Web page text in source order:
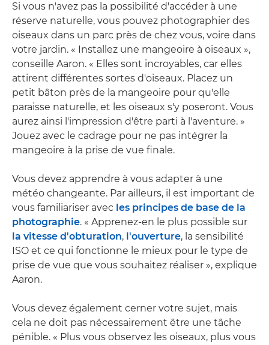
Si vous n'avez pas la possibilité d'accéder à une
réserve naturelle, vous pouvez photographier des
oiseaux dans un parc près de chez vous, voire dans
votre jardin. « Installez une mangeoire à oiseaux »,
conseille Aaron. « Elles sont incroyables, car elles
attirent différentes sortes d'oiseaux. Placez un
petit bâton près de la mangeoire pour qu'elle
paraisse naturelle, et les oiseaux s'y poseront. Vous
aurez ainsi l'impression d'être parti à l'aventure. »
Jouez avec le cadrage pour ne pas intégrer la
mangeoire à la prise de vue finale.
Vous devez apprendre à vous adapter à une
météo changeante. Par ailleurs, il est important de
vous familiariser avec les principes de base de la
photographie. « Apprenez-en le plus possible sur
la vitesse d'obturation, l'ouverture, la sensibilité
ISO et ce qui fonctionne le mieux pour le type de
prise de vue que vous souhaitez réaliser », explique
Aaron.
Vous devez également cerner votre sujet, mais
cela ne doit pas nécessairement être une tâche
pénible. « Plus vous observez les oiseaux, plus vous